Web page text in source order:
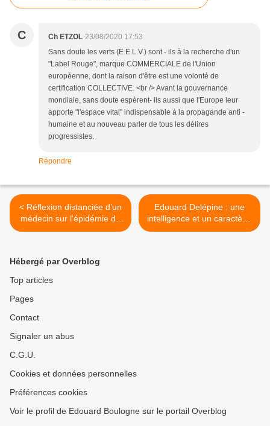
C Ch ETZOL 23/08/2020 17:53
Sans doute les verts (E.E.L.V.) sont - ils à la recherche d'un
"Label Rouge", marque COMMERCIALE de l'Union
européenne, dont la raison d'être est une volonté de
certification COLLECTIVE. <br /> Avant la gouvernance
mondiale, sans doute espèrent- ils aussi que l'Europe leur
apporte "l'espace vital" indispensable à la propagande anti -
humaine et au nouveau parler de tous les délires
progressistes.
Répondre
< Réflexion distanciée d’un
médecin sur l'épidémie de
Covid, dans la torpeur d’un
Edouard Delépine : une
intelligence et un caractère.
>
Hébergé par Overblog
Top articles
Pages
Contact
Signaler un abus
C.G.U.
Cookies et données personnelles
Préférences cookies
Voir le profil de Edouard Boulogne sur le portail Overblog